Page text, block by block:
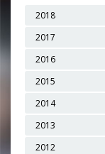
2018
2017
2016
2015
2014
2013
2012